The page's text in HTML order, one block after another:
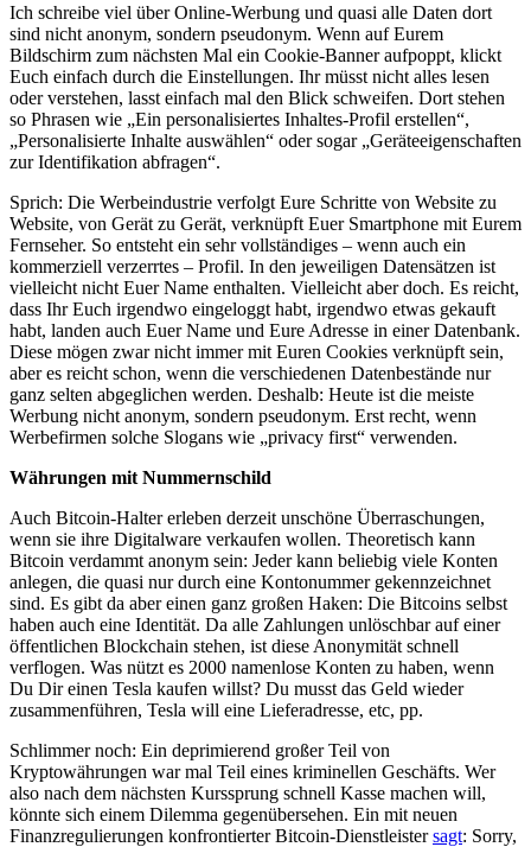
Ich schreibe viel über Online-Werbung und quasi alle Daten dort
sind nicht anonym, sondern pseudonym. Wenn auf Eurem
Bildschirm zum nächsten Mal ein Cookie-Banner aufpoppt, klickt
Euch einfach durch die Einstellungen. Ihr müsst nicht alles lesen
oder verstehen, lasst einfach mal den Blick schweifen. Dort stehen
so Phrasen wie „Ein personalisiertes Inhaltes-Profil erstellen“,
„Personalisierte Inhalte auswählen“ oder sogar „Geräteeigenschaften
zur Identifikation abfragen“.
Sprich: Die Werbeindustrie verfolgt Eure Schritte von Website zu
Website, von Gerät zu Gerät, verknüpft Euer Smartphone mit Eurem
Fernseher. So entsteht ein sehr vollständiges – wenn auch ein
kommerziell verzerrtes – Profil. In den jeweiligen Datensätzen ist
vielleicht nicht Euer Name enthalten. Vielleicht aber doch. Es reicht,
dass Ihr Euch irgendwo eingeloggt habt, irgendwo etwas gekauft
habt, landen auch Euer Name und Eure Adresse in einer Datenbank.
Diese mögen zwar nicht immer mit Euren Cookies verknüpft sein,
aber es reicht schon, wenn die verschiedenen Datenbestände nur
ganz selten abgeglichen werden. Deshalb: Heute ist die meiste
Werbung nicht anonym, sondern pseudonym. Erst recht, wenn
Werbefirmen solche Slogans wie „privacy first“ verwenden.
Währungen mit Nummernschild
Auch Bitcoin-Halter erleben derzeit unschöne Überraschungen,
wenn sie ihre Digitalware verkaufen wollen. Theoretisch kann
Bitcoin verdammt anonym sein: Jeder kann beliebig viele Konten
anlegen, die quasi nur durch eine Kontonummer gekennzeichnet
sind. Es gibt da aber einen ganz großen Haken: Die Bitcoins selbst
haben auch eine Identität. Da alle Zahlungen unlöschbar auf einer
öffentlichen Blockchain stehen, ist diese Anonymität schnell
verflogen. Was nützt es 2000 namenlose Konten zu haben, wenn
Du Dir einen Tesla kaufen willst? Du musst das Geld wieder
zusammenführen, Tesla will eine Lieferadresse, etc, pp.
Schlimmer noch: Ein deprimierend großer Teil von
Kryptowährungen war mal Teil eines kriminellen Geschäfts. Wer
also nach dem nächsten Kurssprung schnell Kasse machen will,
könnte sich einem Dilemma gegenübersehen. Ein mit neuen
Finanzregulierungen konfrontierter Bitcoin-Dienstleistersagt: Sorry,